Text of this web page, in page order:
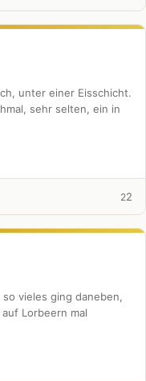
unter einer Eisschicht.
sehr selten, ein in
22
vieles ging daneben,
Lorbeern mal